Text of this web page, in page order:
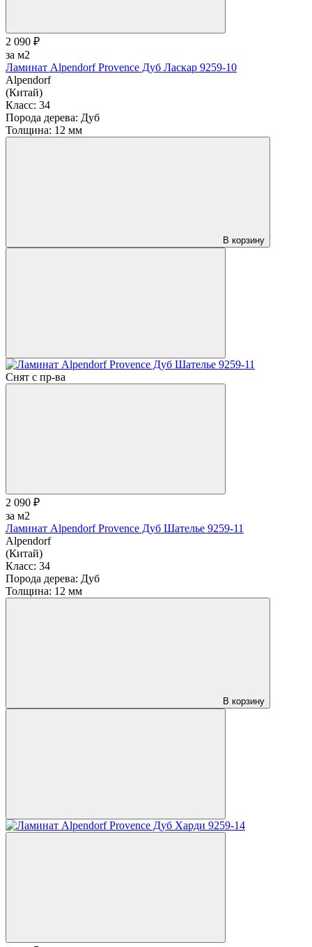
2 090 ₽
за м2
Ламинат Alpendorf Provence Дуб Ласкар 9259-10
Alpendorf
(Китай)
Класс: 34
Порода дерева: Дуб
Толщина: 12 мм
В корзину
Снят с пр-ва
2 090 ₽
за м2
Ламинат Alpendorf Provence Дуб Шателье 9259-11
Alpendorf
(Китай)
Класс: 34
Порода дерева: Дуб
Толщина: 12 мм
В корзину